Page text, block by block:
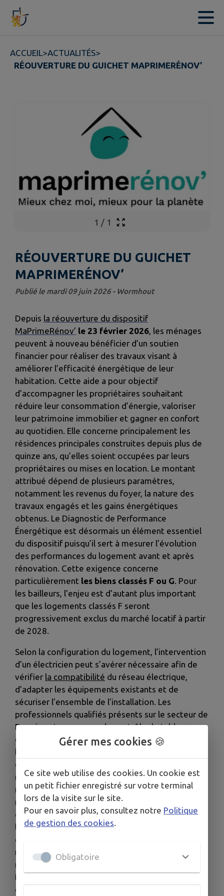
Contenu
ACCUEIL>ACTUALITÉS>
RÉOUVERTURE DU GUICHET MAPRIMERÉNOV’
1 / 1
RÉOUVERTURE DU GUICHET
MAPRIMERÉNOV’
Publié le mardi 09 juin 2026 - Wormhout
Depuis la réouverture du dispositif
MaPrimeRénov’ le 23 février 2026, les ménages
peuvent à nouveau bénéficier d’un soutien
financier pour réaliser des travaux visant à
améliorer l’efficacité énergétique de leur
habitation. Cette aide a pour objectif
d’accompagner les propriétaires souhaitant
réduire leur consommation d’énergie, valoriser
leur patrimoine immobilier et gagner en confort
au quotidien. Elle concerne principalement les
résidences principales construites depuis plus de
quinze ans, qu’elles soient occupées par leurs
propriétaires ou mises en location. Le montant
attribué dépend de plusieurs paramètres,
notamment les revenus du foyer, la nature des
travaux engagés et les gains énergétiques
obtenus. Le Diagnostic de Performance
Énergétique est désormais un élément essentiel
du dispositif puisqu’il sert à mesurer l’évolution
des performances du logement avant et après
rénovation. Cette exigence concerne
particulièrement les biens classés F ou G. Pour
les bailleurs, l’enjeu est d’autant plus important
que les logements classés F seront
progressivement exclus du marché locatif à partir
de 2028.
Selon la configuration du logement, l’intervention
d’un électricien peut s’avérer nécessaire afin de
vérifier la compatibilité du réseau électrique,
d’adapter les équipements existants et de
sécuriser l’ensemble de l’installation. Les
professionnels qualifiés présents sur le secteur de
Douai sont en mesure de contrôler le tableau
électrique, les dispositifs de protection, la mise à
dimensionnement des circuits. Pour identifier
rapidement un artisan compétent à proximité, la
recherche " électricien Douai " dans un moteur de
recherche constitue une solution simple et
efficace. Ces opérations contribuent à prévenir
les dysfonctionnements, les risques de surcharge
ou les coupures, tout en garantissant un
rendement optimal et une utilisation durable des
nouveaux équipements énergétiques. Afin de
favoriser les rénovations les plus efficaces,
certaines installations donnent accès à des aides
Gérer mes cookies 🍪
Ce site web utilise des cookies. Un cookie est
un petit fichier enregistré sur votre terminal
lors de la visite sur le site.
Pour en savoir plus, consultez notre Politique
de gestion des cookies
Obligatoire